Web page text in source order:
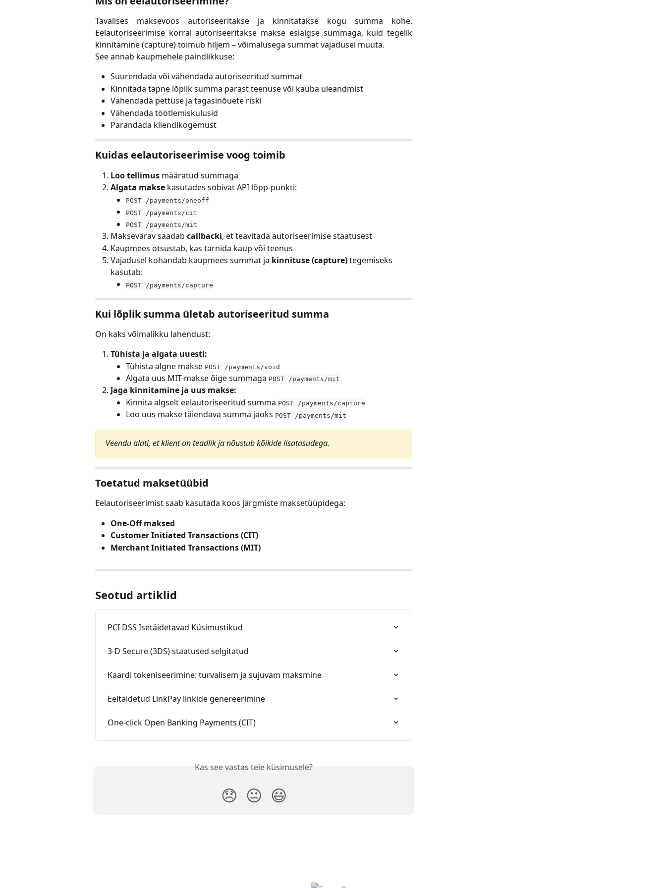
Tavalises maksevoos autoriseeritakse ja kinnitatakse kogu summa kohe.
Eelautoriseerimise korral autoriseeritakse makse esialgse summaga, kuid tegelik
kinnitamine (capture) toimub hiljem – võimalusega summat vajadusel muuta.
See annab kaupmehele paindlikkuse:
Suurendada või vähendada autoriseeritud summat
Kinnitada täpne lõplik summa pärast teenuse või kauba üleandmist
Vähendada pettuse ja tagasinõuete riski
Vähendada töötlemiskulusid
Parandada kliendikogemust
Kuidas eelautoriseerimise voog toimib
Loo tellimus määratud summaga
Algata makse kasutades sobivat API lõpp-punkti:
POST /payments/oneoff
POST /payments/cit
POST /payments/mit
Maksevärav saadab callbacki, et teavitada autoriseerimise staatusest
Kaupmees otsustab, kas tarnida kaup või teenus
Vajadusel kohandab kaupmees summat ja kinnituse (capture) tegemiseks
kasutab:
POST /payments/capture
Kui lõplik summa ületab autoriseeritud summa
On kaks võimalikku lahendust:
Tühista ja algata uuesti:
Tühista algne makse POST /payments/void
Algata uus MIT-makse õige summaga POST /payments/mit
Jaga kinnitamine ja uus makse:
Kinnita algselt eelautoriseeritud summa POST /payments/capture
Loo uus makse täiendava summa jaoks POST /payments/mit
Veendu alati, et klient on teadlik ja nõustub kõikide lisatasudega.
Toetatud maksetüübid
Eelautoriseerimist saab kasutada koos järgmiste maksetüüpidega:
One-Off maksed
Customer Initiated Transactions (CIT)
Merchant Initiated Transactions (MIT)
Seotud artiklid
PCI DSS Isetäidetavad Küsimustikud
3-D Secure (3DS) staatused selgitatud
Kaardi tokeniseerimine: turvalisem ja sujuvam maksmine
Eeltäidetud LinkPay linkide genereerimine
One-click Open Banking Payments (CIT)
Kas see vastas teie küsimusele?
😞 😐 😃